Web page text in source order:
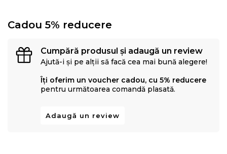
Cadou 5% reducere
Cumpără produsul și adaugă un review
Ajută-i și pe alții să facă cea mai bună alegere!
Îți oferim un voucher cadou, cu 5% reducere
pentru următoarea comandă plasată.
Adaugă un review